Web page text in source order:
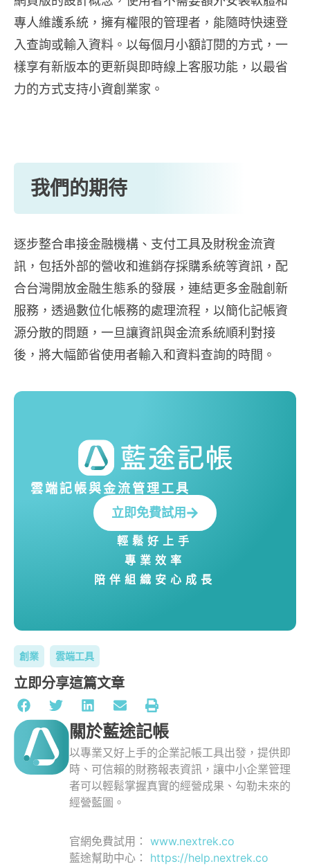
專人維護系統，擁有權限的管理者，能隨時快速登
入查詢或輸入資料。以每個月小額訂閱的方式，一
樣享有新版本的更新與即時線上客服功能，以最省
力的方式支持小資創業家。
我們的期待
逐步整合串接金融機構、支付工具及財稅金流資
訊，包括外部的營收和進銷存採購系統等資訊，配
合台灣開放金融生態系的發展，連結更多金融創新
服務，透過數位化帳務的處理流程，以簡化記帳資
源分散的問題，一旦讓資訊與金流系統順利對接
後，將大幅節省使用者輸入和資料查詢的時間。
雲端記帳與金流管理工具
立即免費試用
輕鬆好上手
專業效率
陪伴組織安心成長
創業 雲端工具
立即分享這篇文章
關於藍途記帳
以專業又好上手的企業記帳工具出發，提供即
時、可信賴的財務報表資訊，讓中小企業管理
者可以輕鬆掌握真實的經營成果、勾勒未來的
經營藍圖。
官網免費試用： www.nextrek.co
藍途幫助中心： https://help.nextrek.co